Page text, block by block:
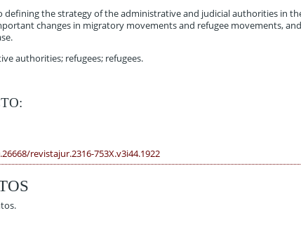
defining the strategy of the administrative and judicial authorities in
changes in migratory movements and refugee movements,
authorities; refugees; refugees.
revistajur.2316-753X.v3i44.1922